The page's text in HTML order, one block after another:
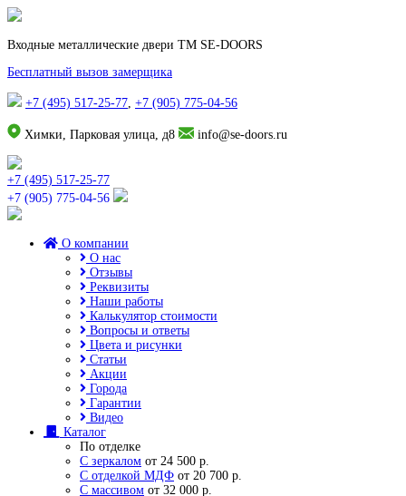
Входные металлические двери TM SE-DOORS
Бесплатный вызов замерщика
+7 (495) 517-25-77, +7 (905) 775-04-56
Химки, Парковая улица, д8 info@se-doors.ru
+7 (495) 517-25-77
+7 (905) 775-04-56
О компании
О нас
Отзывы
Реквизиты
Наши работы
Калькулятор стоимости
Вопросы и ответы
Цвета и рисунки
Статьи
Акции
Города
Гарантии
Видео
Каталог
По отделке
С зеркалом от 24 500 р.
С отделкой МДФ от 20 700 р.
С массивом от 32 000 р.